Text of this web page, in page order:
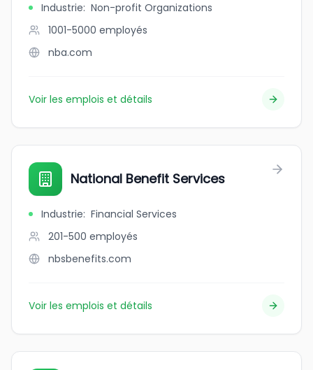
Industrie: Non-profit Organizations
1001-5000 employés
nba.com
Voir les emplois et détails
National Benefit Services
Industrie: Financial Services
201-500 employés
nbsbenefits.com
Voir les emplois et détails